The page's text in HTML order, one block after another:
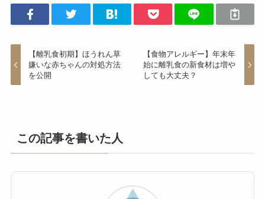
【離乳食初期】ほうれん草
嫌いな赤ちゃんの対処方法
を公開
【食物アレルギー】年末年
始に離乳食の新食材は増や
しても大丈夫？
この記事を書いた人